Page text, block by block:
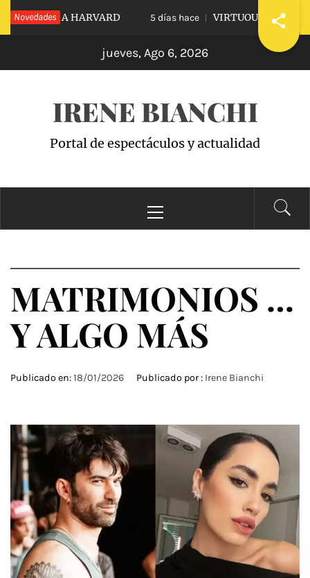
Saltar
al
NovedadesA HARVARD 5 días hace VIRTUOUS VS. VICIOUS
jueves, Ago 6, 2026
IRENE BIANCHI
Portal de espectáculos y actualidad
principal
MATRIMONIOS …
Y ALGO MÁS
Publicado en:18/01/2026 Publicado por : Irene Bianchi